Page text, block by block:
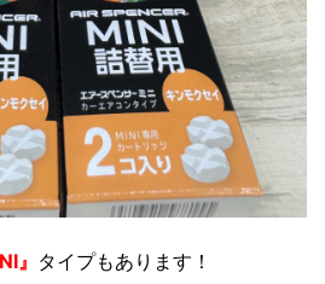
』 タイプもあります！